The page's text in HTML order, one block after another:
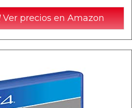
Ver precios en Amazon